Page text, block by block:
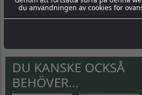
du användningen av cookies för
Vi har ett brett sortiment av varning &
standardutformning.
Välj mellan våra olika material och
DU KANSKE OCKSÅ
BEHÖVER...